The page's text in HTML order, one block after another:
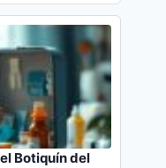
Botiquín del